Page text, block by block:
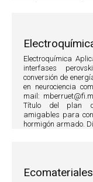
Electroquímica
interfases
conversión de
en neurociencia
mail:
Título del plan
amigables para
hormigón armado.
Ecomateriales